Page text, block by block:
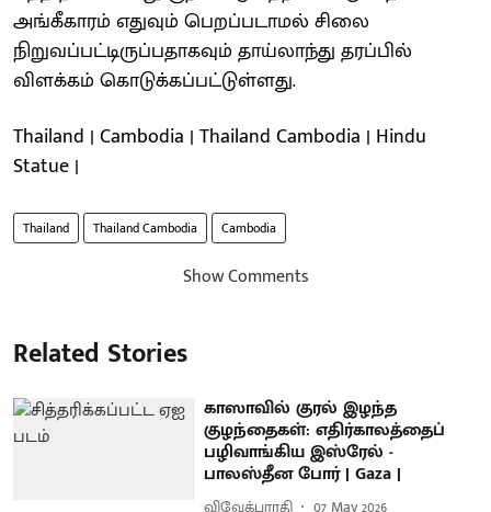
அங்கீகாரம் எதுவும் பெறப்படாமல் சிலை
நிறுவப்பட்டிருப்பதாகவும் தாய்லாந்து தரப்பில்
விளக்கம் கொடுக்கப்பட்டுள்ளது.
Thailand | Cambodia | Thailand Cambodia | Hindu
Statue |
Thailand Thailand Cambodia Cambodia
Show Comments
Related Stories
காஸாவில் குரல் இழந்த
குழந்தைகள்: எதிர்காலத்தைப்
பழிவாங்கிய இஸ்ரேல் -
பாலஸ்தீன போர் | Gaza |